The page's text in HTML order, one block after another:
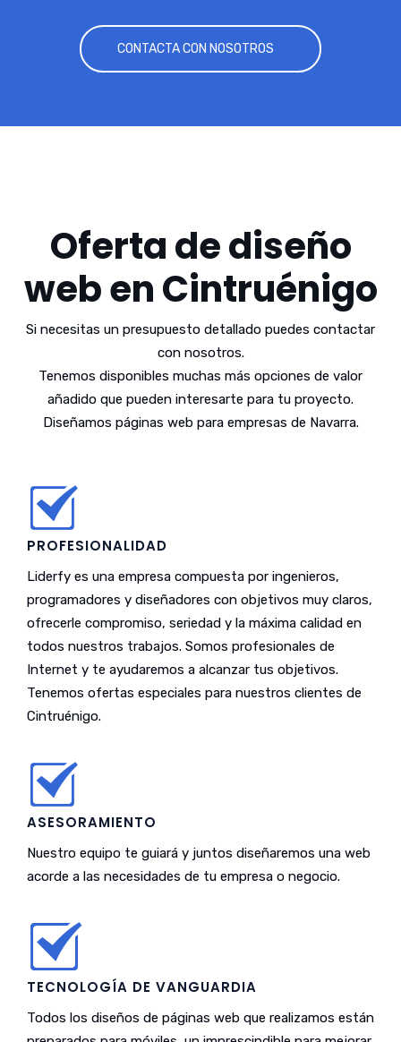
CONTACTA CON NOSOTROS
Oferta de diseño
web en Cintruénigo
Si necesitas un presupuesto detallado puedes contactar
con nosotros.
Tenemos disponibles muchas más opciones de valor
añadido que pueden interesarte para tu proyecto.
Diseñamos páginas web para empresas de Navarra.
PROFESIONALIDAD
Liderfy es una empresa compuesta por ingenieros,
programadores y diseñadores con objetivos muy claros,
ofrecerle compromiso, seriedad y la máxima calidad en
todos nuestros trabajos. Somos profesionales de
Internet y te ayudaremos a alcanzar tus objetivos.
Tenemos ofertas especiales para nuestros clientes de
Cintruénigo.
ASESORAMIENTO
Nuestro equipo te guiará y juntos diseñaremos una web
acorde a las necesidades de tu empresa o negocio.
TECNOLOGÍA DE VANGUARDIA
Todos los diseños de páginas web que realizamos están